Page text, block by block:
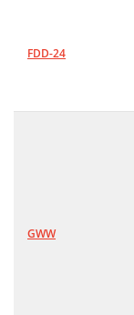
FDD-24
GWW